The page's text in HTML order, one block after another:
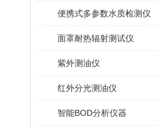
便携式多参数水质检测仪
面罩耐热辐射测试仪
紫外测油仪
红外分光测油仪
智能BOD分析仪器